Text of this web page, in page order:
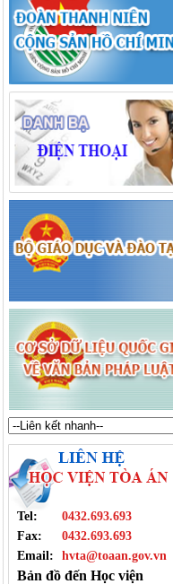
Tel:
0432.693.693
Fax:
0432.693.693
Email:
hvta@toaan.gov.vn
Bản đồ đến Học viện